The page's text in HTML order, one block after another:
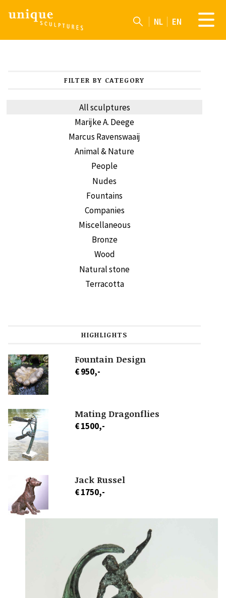
NL EN
FILTER BY CATEGORY
All sculptures
Marijke A. Deege
Marcus Ravenswaaij
Animal & Nature
People
Nudes
Fountains
Companies
Miscellaneous
Bronze
Wood
Natural stone
Terracotta
HIGHLIGHTS
Fountain Design
€ 950,-
Mating Dragonflies
€ 1500,-
Jack Russel
€ 1750,-